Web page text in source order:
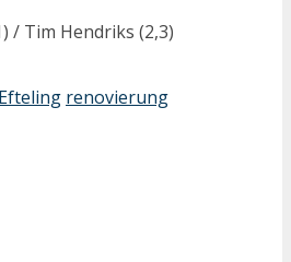
/ Tim Hendriks (2,3)
Efteling renovierung